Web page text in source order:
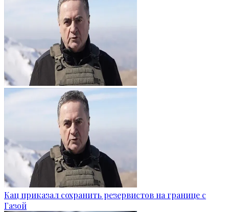
Кац приказал сохранить резервистов на границе с
Газой